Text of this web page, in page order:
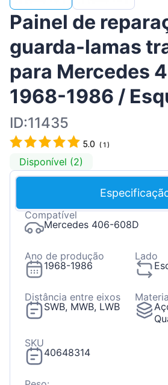
Painel de
guarda-lamas
para Mercedes
1968-1986 /
ID:11435
5.0 (1 )
Disponível (2)
Compatível
Mercedes 406-608D
Ano de produção
1968-1986
Lado
Distância entre eixos
SWB, MWB, LWB
SKU
40648314